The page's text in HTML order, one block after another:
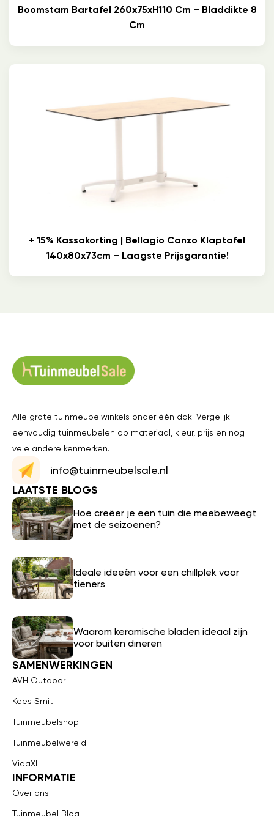
Boomstam Bartafel 260x75xH110 Cm – Bladdikte 8
Cm
+ 15% Kassakorting | Bellagio Canzo Klaptafel
140x80x73cm – Laagste Prijsgarantie!
Alle grote tuinmeubelwinkels onder één dak! Vergelijk
eenvoudig tuinmeubelen op materiaal, kleur, prijs en nog
vele andere kenmerken.
info@tuinmeubelsale.nl
LAATSTE BLOGS
Hoe creëer je een tuin die meebeweegt
met de seizoenen?
Ideale ideeën voor een chillplek voor
tieners
Waarom keramische bladen ideaal zijn
voor buiten dineren
SAMENWERKINGEN
AVH Outdoor
Kees Smit
Tuinmeubelshop
Tuinmeubelwereld
VidaXL
INFORMATIE
Over ons
Tuinmeubel Blog